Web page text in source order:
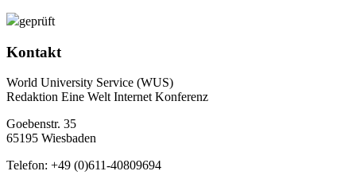
geprüft
Kontakt
World University Service (WUS)
Redaktion Eine Welt Internet Konferenz
Goebenstr. 35
65195 Wiesbaden
Telefon: +49 (0)611-40809694